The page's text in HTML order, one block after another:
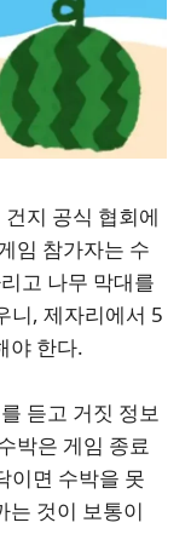
지 공식 협회에
임 참가자는 수
고 나무 막대를
니, 제자리에서 5
야 한다.
듣고 거짓 정보
박은 게임 종료
이면 수박을 못
는 것이 보통이